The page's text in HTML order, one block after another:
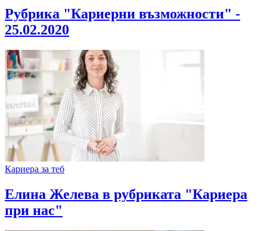
Рубрика "Кариерни възможности" -
25.02.2020
Кариера за теб
Елина Желева в рубриката "Кариера
при нас"